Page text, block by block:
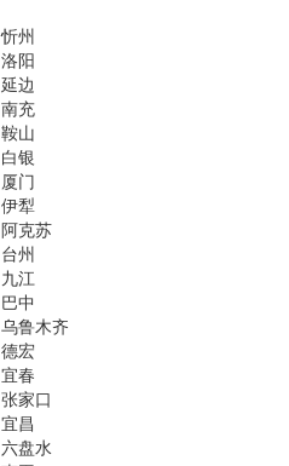
忻州
洛阳
延边
南充
鞍山
白银
厦门
伊犁
阿克苏
台州
九江
巴中
乌鲁木齐
德宏
宜春
张家口
宜昌
六盘水